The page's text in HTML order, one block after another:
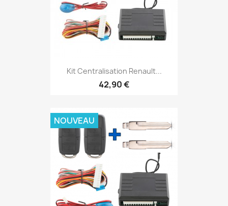
Kit Centralisation Renault...
42,90 €
NOUVEAU